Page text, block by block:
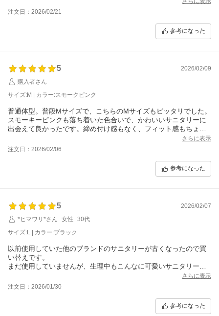
注文日：2026/02/21
参考になった
5
2026/02/09
購入者さん
サイズ:M | カラー:スモークピンク
普通体型。普段Mサイズで、こちらのMサイズもピッタリでした。
スモーキーピンクも落ち着いた色合いで、かわいいサニタリーに
出会えて良かったです。締め付け感もなく、フィット感もちょう
さらに表示
注文日：2026/02/06
参考になった
5
2026/02/07
*ヒマワリ*さん
女性
30代
サイズ:L | カラー:ブラック
以前使用していた他のブランドのサニタリーが古くなったので買
い替えです。
まだ使用していませんが、生理中もこんなに可愛いサニタリーが
欲しかった色が欠品中だったので、黒を買いましたが、色付きの
さらに表示
注文日：2026/01/30
参考になった